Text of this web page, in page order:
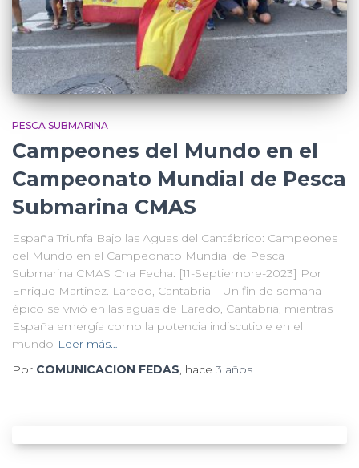
PESCA SUBMARINA
Campeones del Mundo en el
Campeonato Mundial de Pesca
Submarina CMAS
España Triunfa Bajo las Aguas del Cantábrico: Campeones
del Mundo en el Campeonato Mundial de Pesca
Submarina CMAS Cha Fecha: [11-Septiembre-2023] Por
Enrique Martinez. Laredo, Cantabria – Un fin de semana
épico se vivió en las aguas de Laredo, Cantabria, mientras
España emergía como la potencia indiscutible en el
mundo Leer más…
Por COMUNICACION FEDAS, hace 3 años